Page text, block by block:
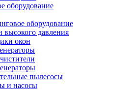
оборудование
оборудование
давления
окон
пылесосы
и насосы